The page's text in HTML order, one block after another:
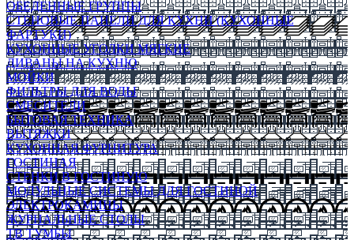
ОБЕДЕННЫЕ ГРУППЫ
СТЕНОВЫЕ ПАНЕЛИ ДЛЯ КУХНИ (КУХОННЫЕ
ФАРТУКИ)
КУХОННЫЕ УГОЛКИ МЯГКИЕ
ДИВАНЫ НА КУХНЮ
МОЙКИ
ФИЛЬТРЫ ДЛЯ ВОДЫ
СМЕСИТЕЛИ
БЫТОВАЯ ТЕХНИКА
ВЫТЯЖКИ
КУХОННАЯ ФУРНИТУРА
ГОСТИНАЯ
СТЕНКИ В ГОСТИНУЮ
МОДУЛЬНЫЕ СИСТЕМЫ ДЛЯ ГОСТИНОЙ
ЭЛЕКТРОКАМИНЫ
ЖУРНАЛЬНЫЕ СТОЛЫ
ТВ ТУМБЫ